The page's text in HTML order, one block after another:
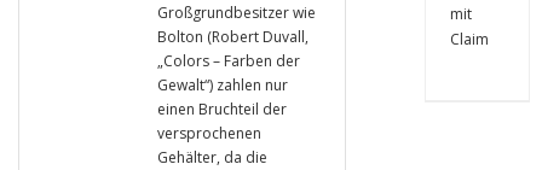
Großgrundbesitzer wie
Bolton (Robert Duvall,
„Colors – Farben der
Gewalt“) zahlen nur
einen Bruchteil der
versprochenen
Gehälter, da die